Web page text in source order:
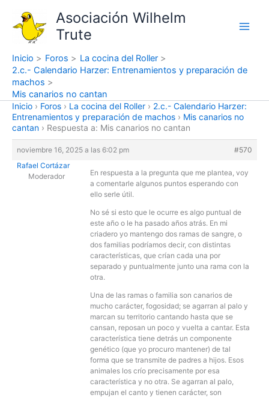
contenido
Asociación Wilhelm
Trute
Inicio Foros
La cocina del Roller
2.c.- Calendario Harzer: Entrenamientos y preparación de
machos
Mis canarios no cantan
Inicio › Foros › La cocina del Roller › 2.c.- Calendario Harzer:
Entrenamientos y preparación de machos › Mis canarios no
cantan › Respuesta a: Mis canarios no cantan
noviembre 16, 2025 a las 6:02 pm
#570
Rafael Cortázar
Moderador
En respuesta a la pregunta que me plantea, voy
a comentarle algunos puntos esperando con
ello serle útil.
No sé si esto que le ocurre es algo puntual de
este año o le ha pasado años atrás. En mi
criadero yo mantengo dos ramas de sangre, o
dos familias podríamos decir, con distintas
características, que crían cada una por
separado y puntualmente junto una rama con la
otra.
Una de las ramas o familia son canarios de
mucho carácter, fogosidad; se agarran al palo y
marcan su territorio cantando hasta que se
cansan, reposan un poco y vuelta a cantar. Esta
característica tiene detrás un componente
genético (que yo procuro mantener) de tal
forma que se transmite de padres a hijos. Esos
animales los crío precisamente por esa
característica y no otra. Se agarran al palo,
empujan el canto y tienen carácter, son